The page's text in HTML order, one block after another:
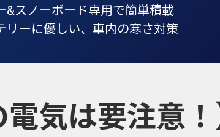
&スノーボード専用で簡単積載
リーに優しい、車内の寒さ対策
電気は要注意